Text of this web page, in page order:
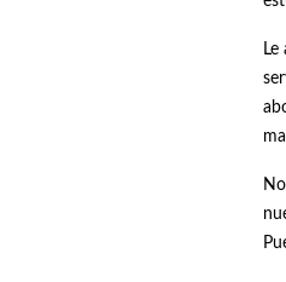
Le